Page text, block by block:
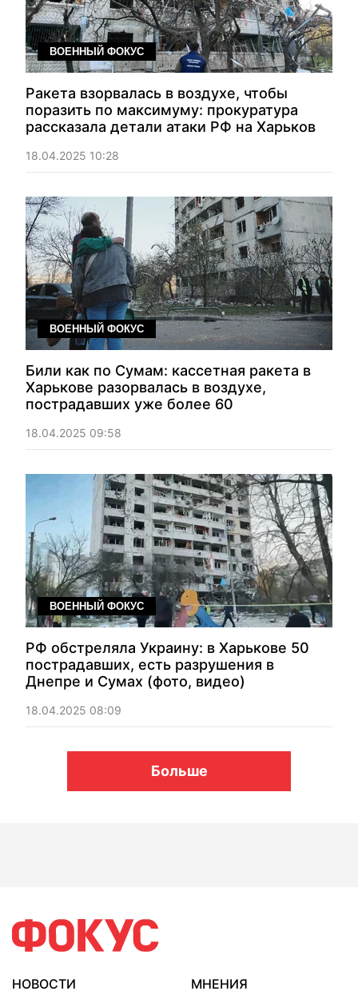
ВОЕННЫЙ ФОКУС
Ракета взорвалась в воздухе, чтобы
поразить по максимуму: прокуратура
рассказала детали атаки РФ на Харьков
18.04.2025 10:28
ВОЕННЫЙ ФОКУС
Били как по Сумам: кассетная ракета в
Харькове разорвалась в воздухе,
пострадавших уже более 60
18.04.2025 09:58
ВОЕННЫЙ ФОКУС
РФ обстреляла Украину: в Харькове 50
пострадавших, есть разрушения в
Днепре и Сумах (фото, видео)
18.04.2025 08:09
Больше
НОВОСТИ
МНЕНИЯ